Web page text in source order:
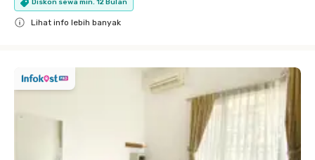
Diskon sewa min. 12 Bulan
Lihat info lebih banyak